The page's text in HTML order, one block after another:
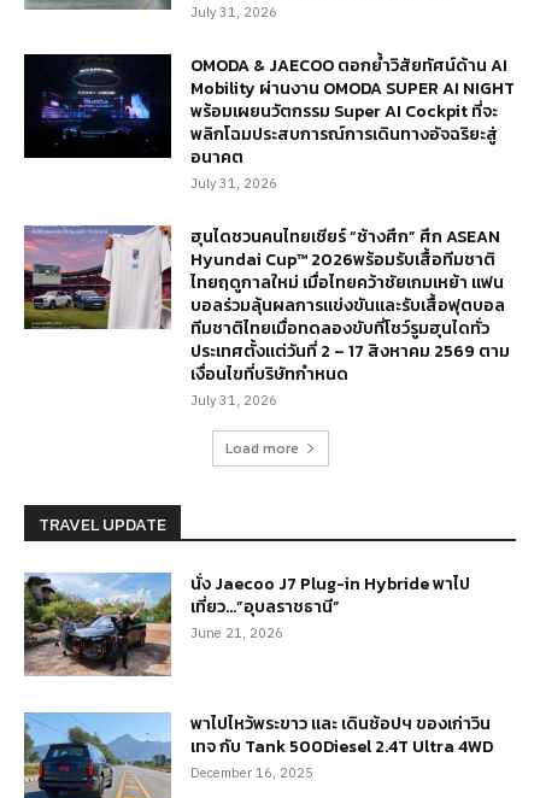
July 31, 2026
OMODA & JAECOO ตอกย้ำวิสัยทัศน์ด้าน AI
Mobility ผ่านงาน OMODA SUPER AI NIGHT
พร้อมเผยนวัตกรรม Super AI Cockpit ที่จะ
พลิกโฉมประสบการณ์การเดินทางอัจฉริยะสู่
อนาคต
July 31, 2026
ฮุนไดชวนคนไทยเชียร์ “ช้างศึก” ศึก ASEAN
Hyundai Cup™ 2026พร้อมรับเสื้อทีมชาติ
ไทยฤดูกาลใหม่ เมื่อไทยคว้าชัยเกมเหย้า แฟน
บอลร่วมลุ้นผลการแข่งขันและรับเสื้อฟุตบอล
ทีมชาติไทยเมื่อทดลองขับที่โชว์รูมฮุนไดทั่ว
ประเทศตั้งแต่วันที่ 2 – 17 สิงหาคม 2569 ตาม
เงื่อนไขที่บริษัทกำหนด
July 31, 2026
Load more
TRAVEL UPDATE
นั่ง Jaecoo J7 Plug-in Hybride พาไป
เที่ยว…”อุบลราชธานี”
June 21, 2026
พาไปไหว้พระขาว และ เดินช้อปฯ ของเก่าวิน
เทจ กับ Tank 500Diesel 2.4T Ultra 4WD
December 16, 2025